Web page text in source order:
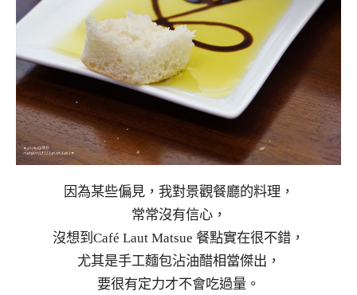
因為某些偏見，我對景觀餐廳的料理，
常常沒有信心，
沒想到Café Laut Matsue 餐點實在很不錯，
尤其是手工麵包沾油醋相當傑出，
要很有定力才不會吃過量。